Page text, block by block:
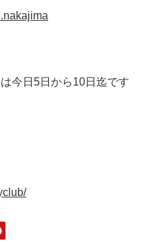
今日5日から10日迄です